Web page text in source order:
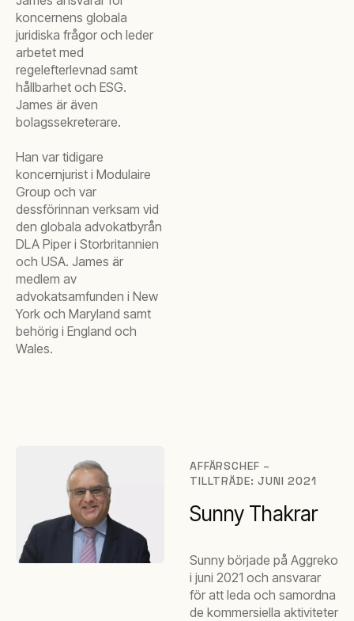
koncernens globala
juridiska frågor och leder
arbetet med
regelefterlevnad samt
hållbarhet och ESG.
James är även
bolagssekreterare.
Han var tidigare
koncernjurist i Modulaire
Group och var
dessförinnan verksam vid
den globala advokatbyrån
DLA Piper i Storbritannien
och USA. James är
medlem av
advokatsamfunden i New
York och Maryland samt
behörig i England och
Wales.
AFFÄRSCHEF –
TILLTRÄDE: JUNI 2021
Sunny Thakrar
Sunny började på Aggreko
i juni 2021 och ansvarar
för att leda och samordna
de kommersiella aktiviteter